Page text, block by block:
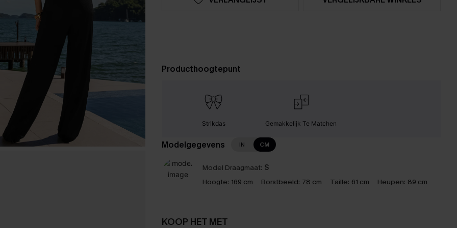
Producthoogtepunt
Strikdas Gemakkelijk Te Matchen
Modelgegevens IN CM
Model Draagmaat: S
Hoogte: 169 cm Borstbeeld: 78 cm Taille: 61 cm Heupen: 89 cm
KOOP HET MET